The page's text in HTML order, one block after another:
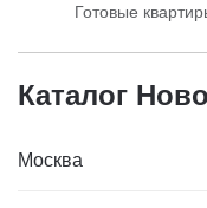
Готовые
Каталог
Москва